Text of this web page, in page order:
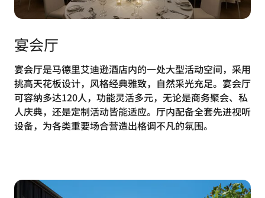
宴会厅
宴会厅是马德里艾迪逊酒店内的一处大型活动空间，采用
挑高天花板设计，风格经典雅致，自然采光充足。宴会厅
可容纳多达120人，功能灵活多元，无论是商务聚会、私
人庆典，还是定制活动皆能适应。厅内配备全套先进视听
设备，为各类重要场合营造出格调不凡的氛围。